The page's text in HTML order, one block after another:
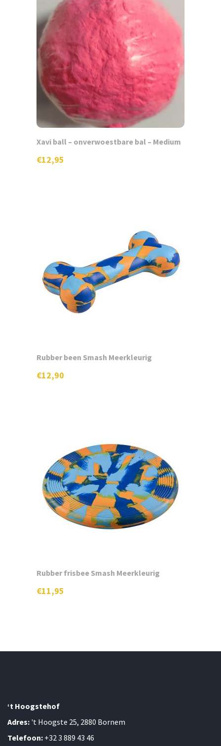
Xavi ball – onverwoestbare bal – Medium
€12,95
worden
op
de
productpagina
Rubber been Smash Meerkleurig
€12,90
Rubber frisbee Smash Meerkleurig
€11,95
‘t Hoogstehof
Adres: 't Hoogste 25, 2880 Bornem
Telefoon: +32 3 889 43 46